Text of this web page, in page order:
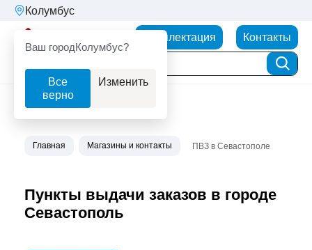
Колумбус
Ваш городКолумбус?
Все
верно
Изменить
Комплектация Контакты
Главная Магазины и контакты ПВЗ в Севастополе
Пункты выдачи заказов в городе
Севастополь